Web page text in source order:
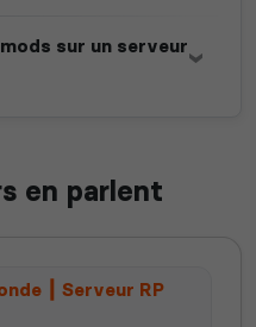
sur un serveur
en parlent
┃ Serveur RP